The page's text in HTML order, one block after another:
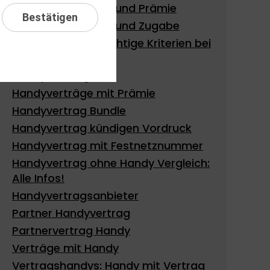
Handy mit Vertrag und Prämie
Handy mit Vertrag und Zugabe
Handy Vertrag: Wichtige Kriterien bei
Handyverträge mit Prämie
Handyvertrag Bundle
Handyvertrag kündigen Vordruck
Handyvertrag mit Festnetznummer
Handyvertrag ohne Handy Vergleich:
Alle Infos!
Handyvertragsanbieter
Partner Handyvertrag
Partnervertrag Handy
Verträge mit Handy
Vertragshandys: Handy mit Vertrag
Bestätigen